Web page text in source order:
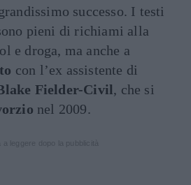
successo. I testi
pieni di richiami alla
e droga, ma anche a
con l’ex assistente di
Fielder-Civil, che si
nel 2009.